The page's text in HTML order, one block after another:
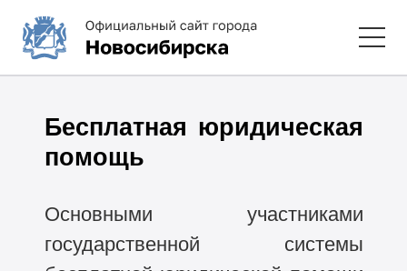
Бесплатная юридическая
помощь
Основными участниками
государственной системы